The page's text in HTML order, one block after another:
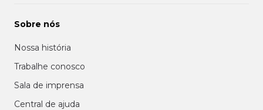
Sobre nós
Nossa história
Trabalhe conosco
Sala de imprensa
Central de ajuda